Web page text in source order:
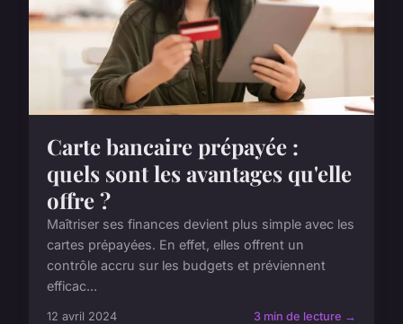
Carte bancaire prépayée :
quels sont les avantages qu'elle
offre ?
Maîtriser ses finances devient plus simple avec les
cartes prépayées. En effet, elles offrent un
contrôle accru sur les budgets et préviennent
efficac...
12 avril 2024 3 min de lecture →